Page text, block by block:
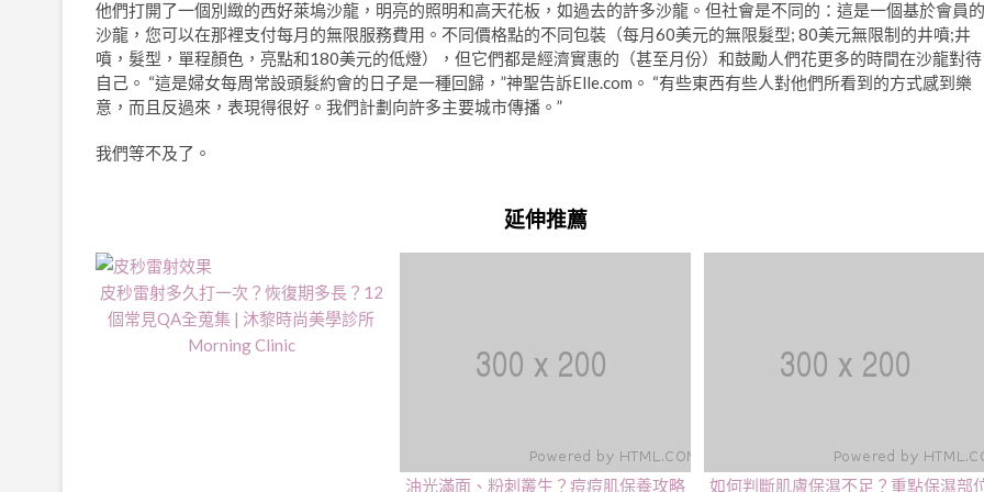
他們打開了一個別緻的西好萊塢沙龍，明亮的照明和高天花板，如過去的許多沙龍。但社會是不同的：這是一個基於會員的
沙龍，您可以在那裡支付每月的無限服務費用。不同價格點的不同包裝（每月60美元的無限髮型; 80美元無限制的井噴;井
噴，髮型，單程顏色，亮點和180美元的低燈），但它們都是經濟實惠的（甚至月份）和鼓勵人們花更多的時間在沙龍對待
自己。 “這是婦女每周常設頭髮約會的日子是一種回歸，”神聖告訴Elle.com。 “有些東西有些人對他們所看到的方式感到樂
意，而且反過來，表現得很好。我們計劃向許多主要城市傳播。”
我們等不及了。
延伸推薦
皮秒雷射多久打一次？恢復期多長？12
個常見QA全蒐集 | 沐黎時尚美學診所
Morning Clinic
油光滿面、粉刺叢生？痘痘肌保養攻略 如何判斷肌膚保濕不足？重點保濕部